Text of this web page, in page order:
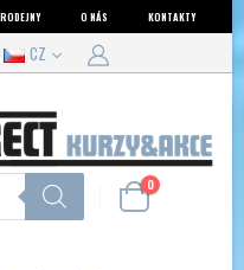
O NÁS KONTAKTY
CZ
0